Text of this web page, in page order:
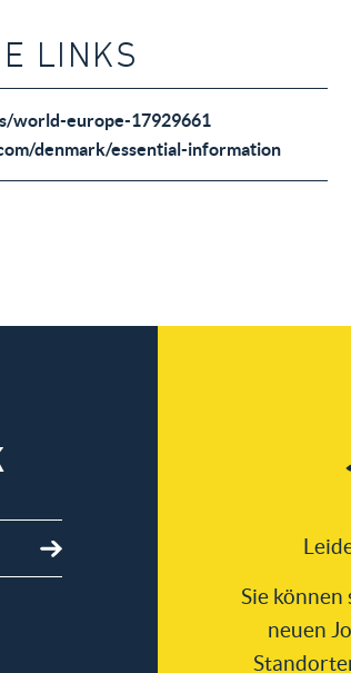
LINKS
world-europe-17929661
denmark/essential-information
Sie können
neuen